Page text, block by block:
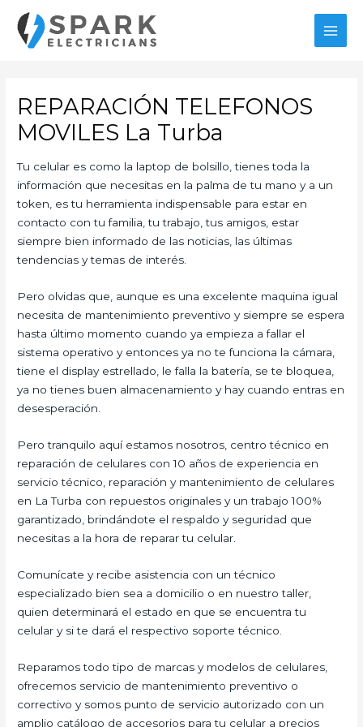
contenido
REPARACIÓN TELEFONOS
MOVILES La Turba
Tu celular es como la laptop de bolsillo, tienes toda la
información que necesitas en la palma de tu mano y a un
token, es tu herramienta indispensable para estar en
contacto con tu familia, tu trabajo, tus amigos, estar
siempre bien informado de las noticias, las últimas
tendencias y temas de interés.
Pero olvidas que, aunque es una excelente maquina igual
necesita de mantenimiento preventivo y siempre se espera
hasta último momento cuando ya empieza a fallar el
sistema operativo y entonces ya no te funciona la cámara,
tiene el display estrellado, le falla la batería, se te bloquea,
ya no tienes buen almacenamiento y hay cuando entras en
desesperación.
Pero tranquilo aquí estamos nosotros, centro técnico en
reparación de celulares con 10 años de experiencia en
servicio técnico, reparación y mantenimiento de celulares
en La Turba con repuestos originales y un trabajo 100%
garantizado, brindándote el respaldo y seguridad que
necesitas a la hora de reparar tu celular.
Comunícate y recibe asistencia con un técnico
especializado bien sea a domicilio o en nuestro taller,
quien determinará el estado en que se encuentra tu
celular y si te dará el respectivo soporte técnico.
Reparamos todo tipo de marcas y modelos de celulares,
ofrecemos servicio de mantenimiento preventivo o
correctivo y somos punto de servicio autorizado con un
amplio catálogo de accesorios para tu celular a precios